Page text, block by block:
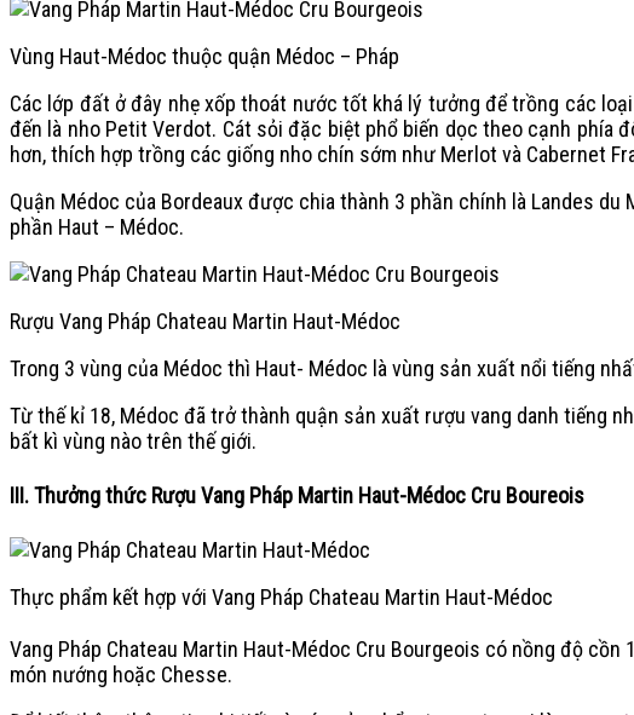
Vùng Haut-Médoc thuộc quận Médoc – Pháp
Các lớp đất ở đây nhẹ xốp thoát nước tốt khá lý tưởng để trồng các
đến là nho Petit Verdot. Cát sỏi đặc biệt phổ biến dọc theo cạnh phía
hơn, thích hợp trồng các giống nho chín sớm như Merlot và Cabernet
Quận Médoc của Bordeaux được chia thành 3 phần chính là Landes du
phần Haut – Médoc.
Rượu Vang Pháp Chateau Martin Haut-Médoc
Trong 3 vùng của Médoc thì Haut- Médoc là vùng sản xuất nổi tiếng
Từ thế kỉ 18, Médoc đã trở thành quận sản xuất rượu vang danh tiếng
bất kì vùng nào trên thế giới.
III. Thưởng thức Rượu Vang Pháp Martin Haut-Médoc Cru Boureois
Thực phẩm kết hợp với Vang Pháp Chateau Martin Haut-Médoc
Vang Pháp Chateau Martin Haut-Médoc Cru Bourgeois có nồng độ
món nướng hoặc Chesse.